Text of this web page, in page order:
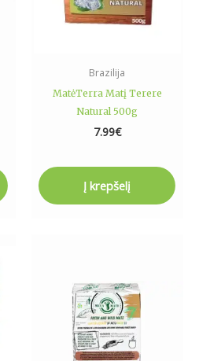
Brazilija
MatėTerra Matį Terere
Natural 500g
7.99€
Į krepšelį